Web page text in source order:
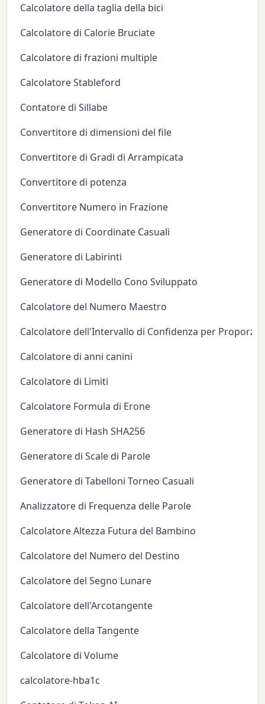
Calcolatore della taglia della bici
Calcolatore di Calorie Bruciate
Calcolatore di frazioni multiple
Calcolatore Stableford
Contatore di Sillabe
Convertitore di dimensioni del file
Convertitore di Gradi di Arrampicata
Convertitore di potenza
Convertitore Numero in Frazione
Generatore di Coordinate Casuali
Generatore di Labirinti
Generatore di Modello Cono Sviluppato
Calcolatore del Numero Maestro
Calcolatore dell'Intervallo di Confidenza per
Calcolatore di anni canini
Calcolatore di Limiti
Calcolatore Formula di Erone
Generatore di Hash SHA256
Generatore di Scale di Parole
Generatore di Tabelloni Torneo Casuali
Analizzatore di Frequenza delle Parole
Calcolatore Altezza Futura del Bambino
Calcolatore del Numero del Destino
Calcolatore del Segno Lunare
Calcolatore dell'Arcotangente
Calcolatore della Tangente
Calcolatore di Volume
calcolatore-hba1c